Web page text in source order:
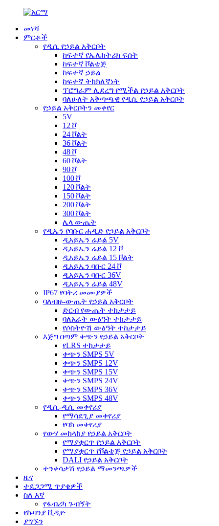
መነሻ
ምርቶች
የዲሲ የኃይል አቅርቦት
ከፍተኛ የኤሌክትሪክ ፍሰት
ከፍተኛ ቮልቴጅ
ከፍተኛ ኃይል
ከፍተኛ ትክክለኛነት
ፕሮግራም ሊደረግ የሚችል የኃይል አቅርቦት
ባለሁለት አቅጣጫዊ የዲሲ የኃይል አቅርቦት
የኃይል አቅርቦትን መቀየር
5V
12 ቮ
24 ቮልት
36 ቮልት
48 ቮ
60 ቮልት
90 ቮ
100 ቮ
120 ቮልት
150 ቮልት
200 ቮልት
300 ቮልት
ሌላ ውጤት
የዲኤን የባቡር ሐዲድ የኃይል አቅርቦት
ዲአይኤን ሬይል 5V
ዲአይኤን ሬይል 12 ቮ
ዲአይኤን ሬይል 15 ቮልት
ዲአይኤን ባቡር 24 ቮ
ዲአይኤን ባቡር 36V
ዲአይኤን ሬይል 48V
IP67 የባትሪ መሙያዎች
ባለብዙ-ውጤት የኃይል አቅርቦት
ድርብ የውጤት ተከታታይ
ባለአራት ውፅዓት ተከታታይ
የሶስትዮሽ ውፅዓት ተከታታይ
እጅግ በጣም ቀጭን የኃይል አቅርቦት
የLRS ተከታታይ
ቀጭን SMPS 5V
ቀጭን SMPS 12V
ቀጭን SMPS 15V
ቀጭን SMPS 24V
ቀጭን SMPS 36V
ቀጭን SMPS 48V
የዲሲ-ዲሲ መቀየሪያ
የማሳደጊያ መቀየሪያ
የባክ መቀየሪያ
የውሃ መከላከያ የኃይል አቅርቦት
የማያቋርጥ የኃይል አቅርቦት
የማያቋርጥ የቮልቴጅ የኃይል አቅርቦት
DALI የኃይል አቅርቦት
ተንቀሳቃሽ የኃይል ማመንጫዎች
ዜና
ተደጋጋሚ ጥያቄዎች
ስለ እኛ
የፋብሪካ ጉብኝት
የኩባንያ ቪዲዮ
ያግኙን